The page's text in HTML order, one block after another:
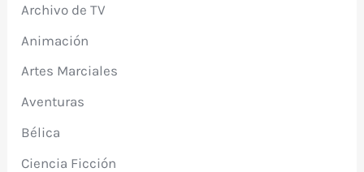
Archivo de TV
Animación
Artes Marciales
Aventuras
Bélica
Ciencia Ficción